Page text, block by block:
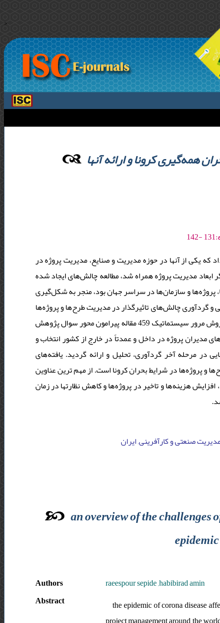
>
همه‌گیری کرونا و ارائه آنها
که یکی از آنها در حوزه مدیریت و صنایع، مدیریت پروژه در
ابعاد مدیریت پروژه همراه شد، مطالعه چالش‌های ایجاد شده
و سازمان‌ها در سراسر جهان بود، منجر به شکل‌گیری
چالش‌های تاثیرگذار در مدیریت طرح‌ها و پروژه‌ها
در شرایط بحران همه‌گیری کرونا صورت پذیرفت. این پژوهش کتابخانه‌ای به روش مرور سیستماتیک 459 مقاله پیرامون محور سوال پژوهش
در نهایت 22 مقاله با محوریت چالش‌های مدیران پروژه در داخل و عمدتاً در خارج از کشور انتخاب و
در مرحله آخر گردآوری، تحلیل و ارائه گردید. یافته‌های
در مدیریت طرح‌ها و پروژه‌ها در شرایط بحران کرونا است. از مهم ترین عناوین
هزینه‌ها و تاخیر در پروژه‌ها و کاهش نظارت‏ها در زمان
صنعتی و کارآفرینی, ایران
an overview of the challenges
Authors
raeespour sepide ,habibirad amin
Abstract
the epidemic of corona disease